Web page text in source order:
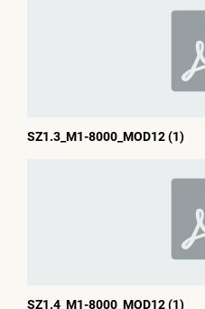
SZ1.3_M1-8000_MOD12 (1)
SZ1.4_M1-8000_MOD12 (1)